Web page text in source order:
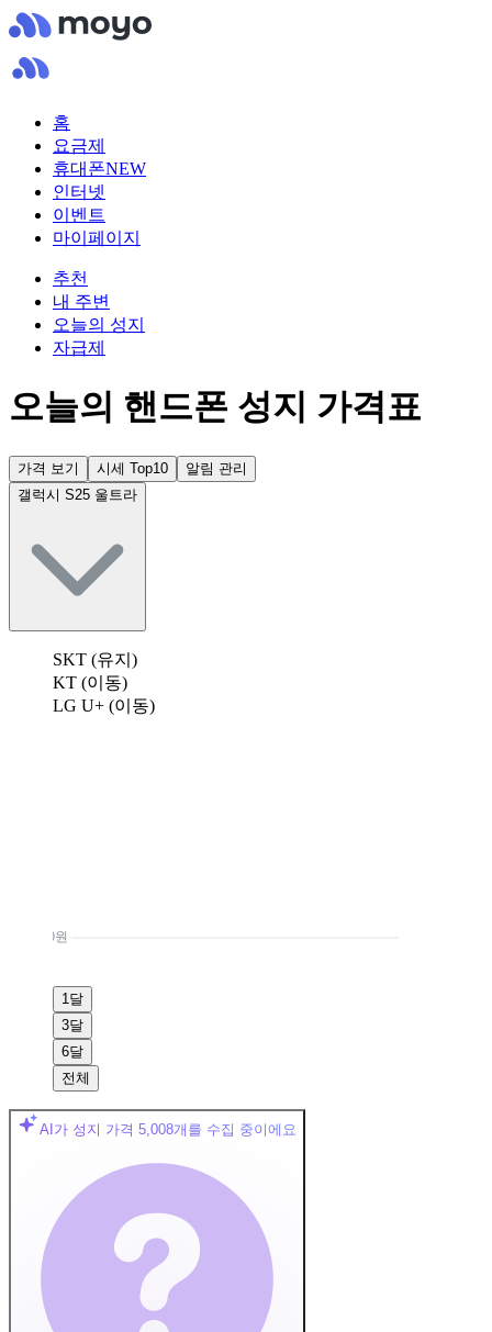
홈
요금제
휴대폰NEW
인터넷
이벤트
마이페이지
추천
내 주변
오늘의 성지
자급제
오늘의 핸드폰 성지 가격표
가격 보기 시세 Top10
알림 관리
갤럭시 S25 울트라
SKT (유지)
KT (이동)
LG U+ (이동)
0원
1달
3달
6달
전체
AI가 성지 가격 5,008개를 수집 중이에요